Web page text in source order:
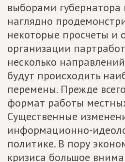
выборами губернатора
наглядно
некоторые просчеты и
организации
несколько
будут происходить
перемены. Прежде
формат работы
Существенные
информационно-
политике. В пору
кризиса большое